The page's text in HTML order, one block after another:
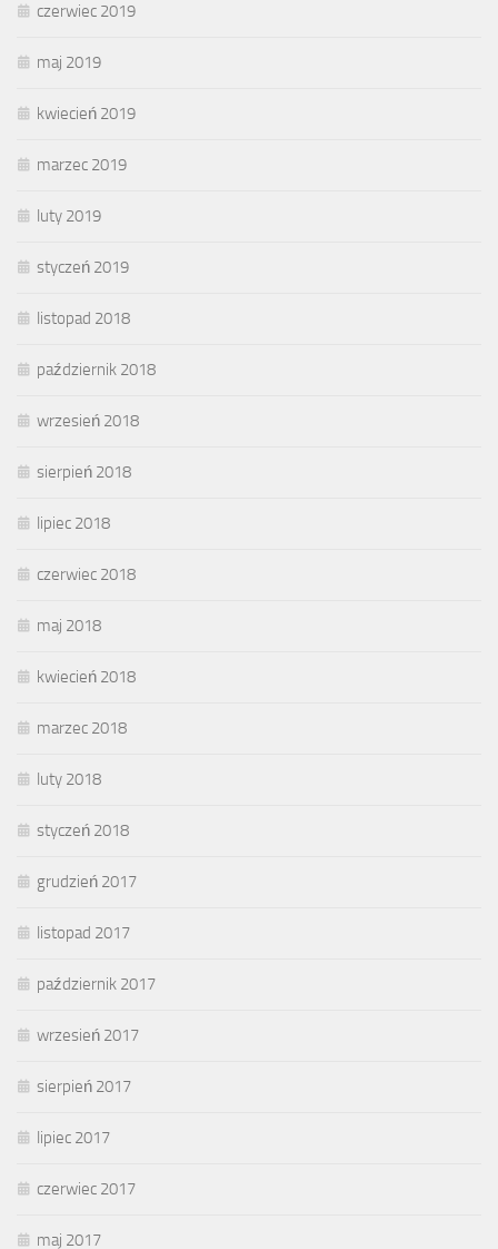
czerwiec 2019
maj 2019
kwiecień 2019
marzec 2019
luty 2019
styczeń 2019
listopad 2018
październik 2018
wrzesień 2018
sierpień 2018
lipiec 2018
czerwiec 2018
maj 2018
kwiecień 2018
marzec 2018
luty 2018
styczeń 2018
grudzień 2017
listopad 2017
październik 2017
wrzesień 2017
sierpień 2017
lipiec 2017
czerwiec 2017
maj 2017